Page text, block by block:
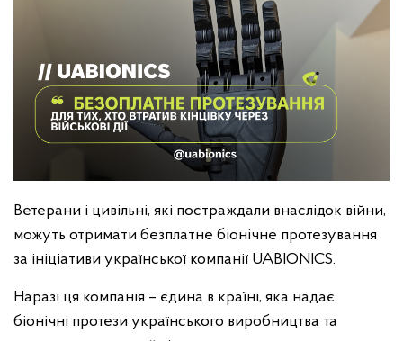
Ветерани і цивільні, які постраждали внаслідок війни,
можуть отримати безплатне біонічне протезування
за ініціативи української компанії UABIONICS.
Наразі ця компанія – єдина в країні, яка надає
біонічні протези українського виробництва та